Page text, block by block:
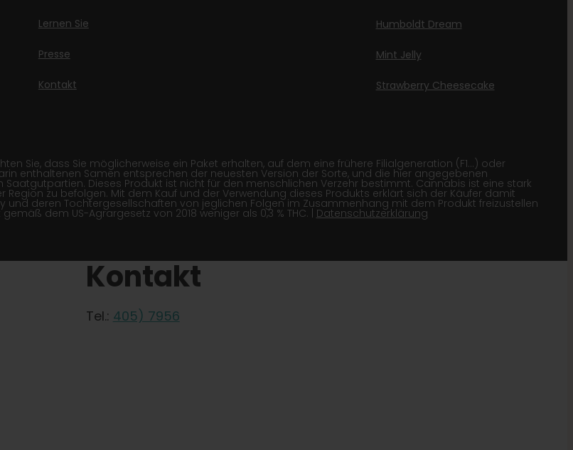
Lernen Sie
Presse
Kontakt
Humboldt Dream
Mint Jelly
Strawberry Cheesecake
Sie, dass Sie möglicherweise ein Paket erhalten, auf dem eine frühere Filialgeneration (F1…) oder
enthaltenen Samen entsprechen der neuesten Version der Sorte, und die hier angegebenen
Dieses Produkt ist nicht für den menschlichen Verzehr bestimmt. Cannabis ist eine stark
Region zu befolgen. Mit dem Kauf und der Verwendung dieses Produkts erklärt sich der Käufer damit
und deren Tochtergesellschaften von jeglichen Folgen im Zusammenhang mit dem Produkt freizustellen
dem US-Agrargesetz von 2018 weniger als 0,3 % THC. | Datenschutzerklärung
Kontakt
Tel.: 405) 7956